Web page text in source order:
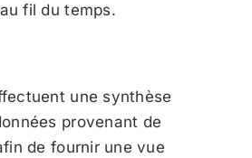
fil du temps.
une synthèse
provenant de
de fournir une vue